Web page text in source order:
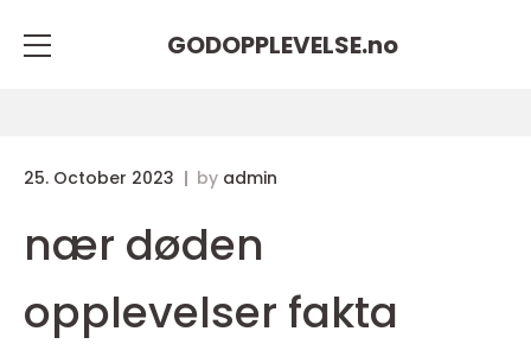
GODOPPLEVELSE.no
25. October 2023 by admin
nær døden
opplevelser fakta